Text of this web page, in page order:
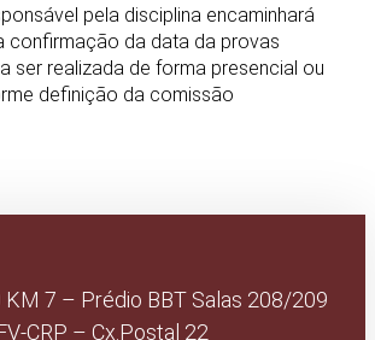
pela disciplina encaminhará
confirmação da data da provas
ser realizada de forma presencial ou
definição da comissão
KM 7 – Prédio BBT Salas 208/209
CRP – Cx.Postal 22